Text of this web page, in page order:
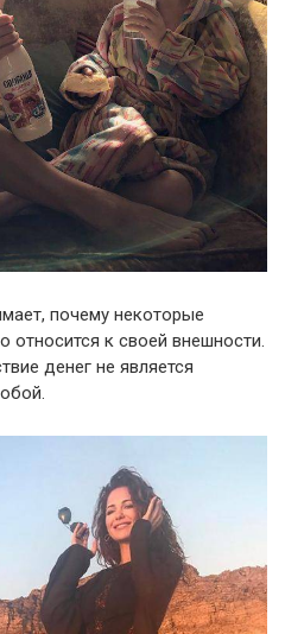
почему некоторые
к своей внешности.
денег не является